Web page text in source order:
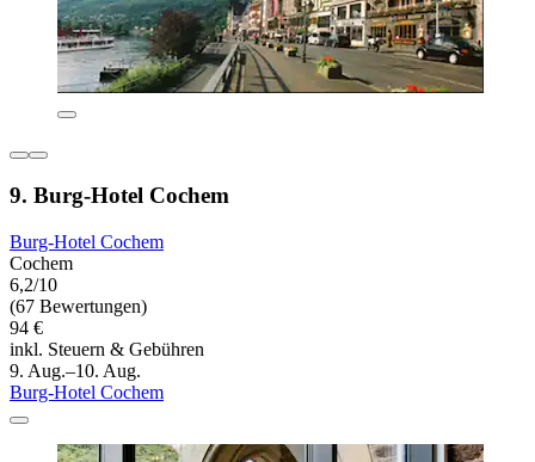
9. Burg-Hotel Cochem
Burg-Hotel Cochem
Cochem
6,2/10
(67 Bewertungen)
94 €
inkl. Steuern & Gebühren
9. Aug.–10. Aug.
Burg-Hotel Cochem